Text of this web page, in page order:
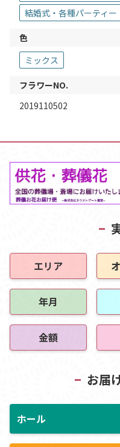
結婚式・各種パーティ
色
ミックス
フラワーNO.
2019110502
エリア
年月
金額
お届
ホール